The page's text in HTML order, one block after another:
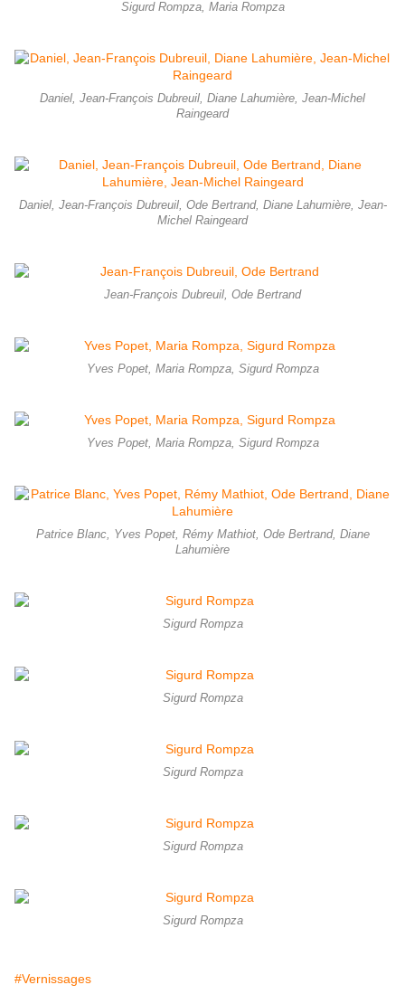
Sigurd Rompza, Maria Rompza
Daniel, Jean-François Dubreuil, Diane Lahumière, Jean-Michel
Raingeard
Daniel, Jean-François Dubreuil, Ode Bertrand, Diane Lahumière, Jean-
Michel Raingeard
Jean-François Dubreuil, Ode Bertrand
Yves Popet, Maria Rompza, Sigurd Rompza
Yves Popet, Maria Rompza, Sigurd Rompza
Patrice Blanc, Yves Popet, Rémy Mathiot, Ode Bertrand, Diane
Lahumière
Sigurd Rompza
Sigurd Rompza
Sigurd Rompza
Sigurd Rompza
Sigurd Rompza
#Vernissages